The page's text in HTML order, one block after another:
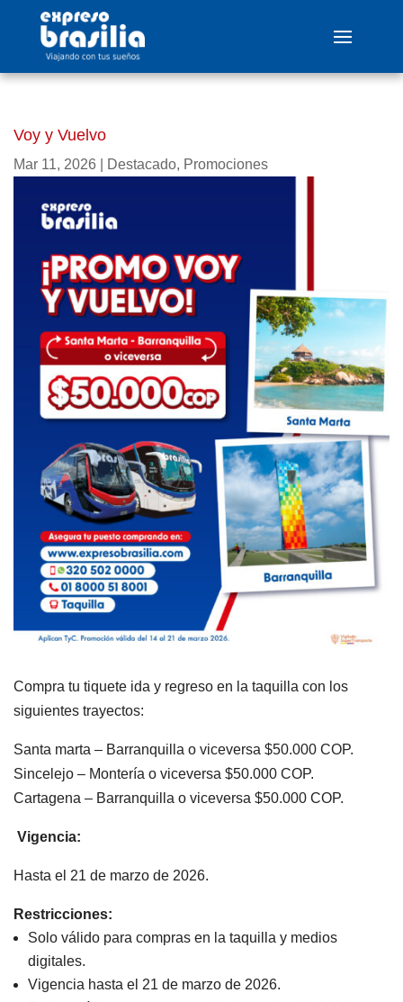
Voy y Vuelvo
Mar 11, 2026 Destacado, Promociones
Compra tu tiquete ida y regreso en la taquilla con los
siguientes trayectos:
Santa marta – Barranquilla o viceversa $50.000 COP.
Sincelejo – Montería o viceversa $50.000 COP.
Cartagena – Barranquilla o viceversa $50.000 COP.
Vigencia:
Hasta el 21 de marzo de 2026.
Restricciones:
Solo válido para compras en la taquilla y medios
digitales.
Vigencia hasta el 21 de marzo de 2026.